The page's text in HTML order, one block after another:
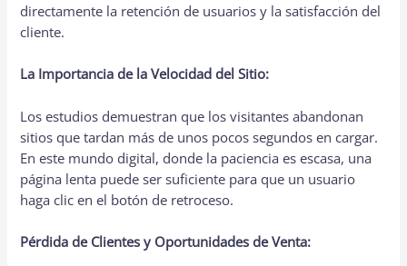
directamente la retención de usuarios y la satisfacción del
cliente.
La Importancia de la Velocidad del Sitio:
Los estudios demuestran que los visitantes abandonan
sitios que tardan más de unos pocos segundos en cargar.
En este mundo digital, donde la paciencia es escasa, una
página lenta puede ser suficiente para que un usuario
haga clic en el botón de retroceso.
Pérdida de Clientes y Oportunidades de Venta: